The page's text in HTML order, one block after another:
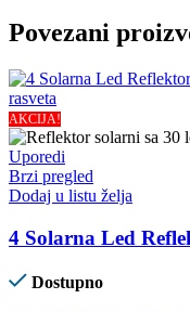
Povezani
AKCIJA!
Uporedi
Brzi pregled
Dodaj u listu želja
4 Solarna Led
Dostupno